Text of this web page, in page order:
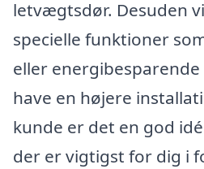
letvægtsdør. Desuden
specielle funktioner
eller
have en højere
kunde er det en god
der er vigtigst for dig i